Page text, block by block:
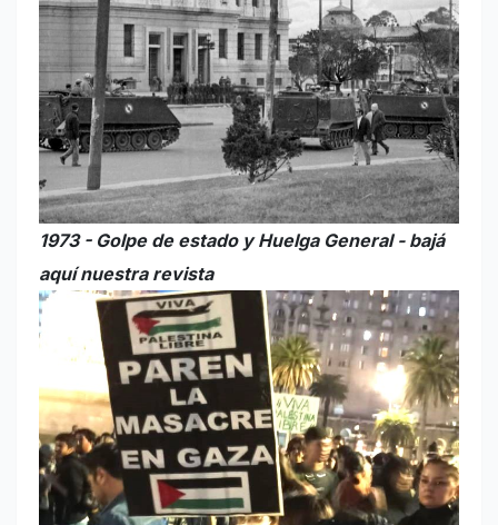
1973 - Golpe de estado y Huelga General - bajá
aquí nuestra revista